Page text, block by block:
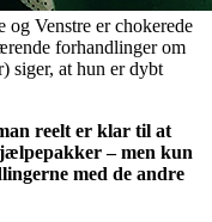
Venstre er chokerede
forhandlinger om
siger, at hun er dybt
reelt er klar til at
– men kun
med de andre